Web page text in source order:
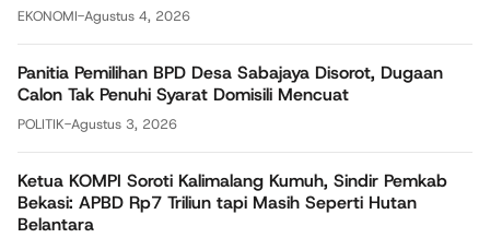
EKONOMI-Agustus 4, 2026
Panitia Pemilihan BPD Desa Sabajaya Disorot, Dugaan
Calon Tak Penuhi Syarat Domisili Mencuat
POLITIK-Agustus 3, 2026
Ketua KOMPI Soroti Kalimalang Kumuh, Sindir Pemkab
Bekasi: APBD Rp7 Triliun tapi Masih Seperti Hutan
Belantara